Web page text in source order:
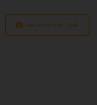
Resimlerine Bak